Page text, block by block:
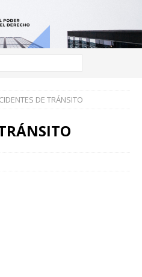
DE TRÁNSITO